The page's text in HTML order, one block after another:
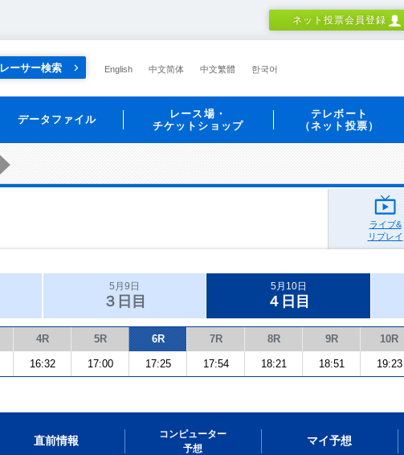
ネット投票会員登録
レーサー検索 English 中文简体 中文繁體 한국어
データファイル
レース場・
チケットショップ
テレボート
（ネット投票）
ライブ&
リプレイ
5月9日
３日目
5月10日
４日目
4R 5R 6R 7R 8R 9R 10R
16:32 17:00 17:25 17:54 18:21 18:51 19:23
直前情報
コンピューター
予想
マイ予想